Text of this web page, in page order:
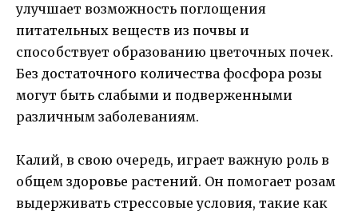
улучшает возможность поглощения
питательных веществ из почвы и
способствует образованию цветочных почек.
Без достаточного количества фосфора розы
могут быть слабыми и подверженными
различным заболеваниям.
Калий, в свою очередь, играет важную роль в
общем здоровье растений. Он помогает розам
выдерживать стрессовые условия, такие как